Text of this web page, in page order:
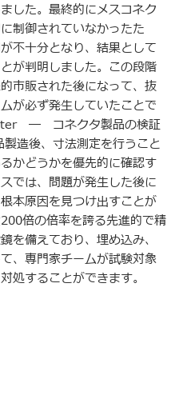
した。最終的にメスコネク
制御されていなかったた
不十分となり、結果として
が判明しました。この段階
市販された後になって、抜
が必ず発生していたことで
― コネクタ製品の検証
造後、寸法測定を行うこと
かどうかを優先的に確認す
では、問題が発生した後に
本原因を見つけ出すことが
倍の倍率を誇る先進的で精
を備えており、埋め込み、
、専門家チームが試験対象
処することができます。